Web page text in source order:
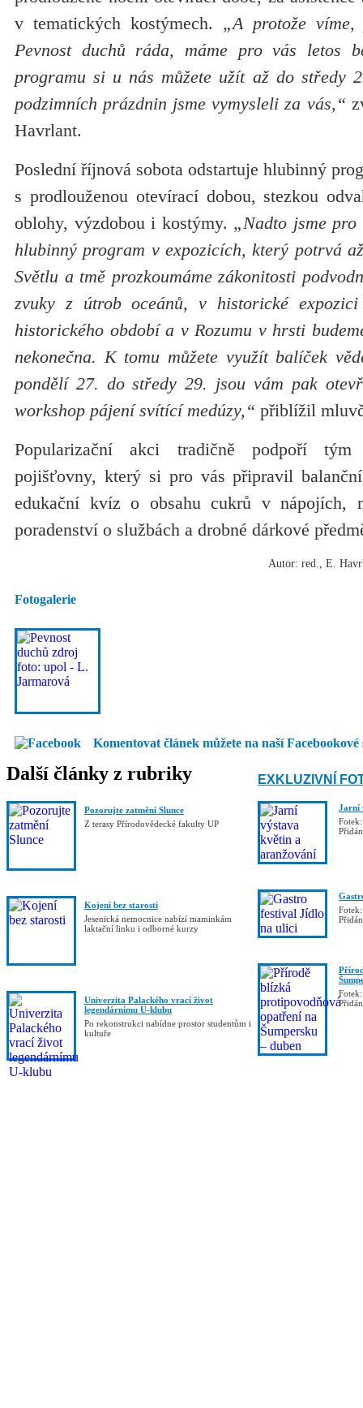
v tematických kostýmech. „A protože
Pevnost duchů ráda, máme pro vás letos
programu si u nás můžete užít až do středy
podzimních prázdnin jsme vymysleli za vás,“
Havrlant.
Poslední říjnová sobota odstartuje hlubinný
s prodlouženou otevírací dobou, stezkou
oblohy, výzdobou i kostýmy. „Nadto jsme
hlubinný program v expozicích, který potrvá
Světlu a tmě prozkoumáme zákonitosti
zvuky z útrob oceánů, v historické
historického období a v Rozumu v hrsti
nekonečna. K tomu můžete využít balíček
pondělí 27. do středy 29. jsou vám pak
workshop pájení svítící medúzy,“ přiblížil
Popularizační akci tradičně podpoří tým
pojišťovny, který si pro vás připravil
edukační kvíz o obsahu cukrů v nápojích,
poradenství o službách a drobné dárkové
Autor: red., E.
Fotogalerie
Komentovat článek můžete na naší Facebookové
Další články z rubriky
Pozorujte zatmění Slunce
Z terasy Přírodovědecké fakulty UP
Kojení bez starosti
Jesenická nemocnice nabízí maminkám
laktační linku i odborné kurzy
Univerzita Palackého vrací život
legendárnímu U-klubu
Po rekonstrukci nabídne prostor studentům i
kultuře
EXKLUZIVNÍ
Jarní